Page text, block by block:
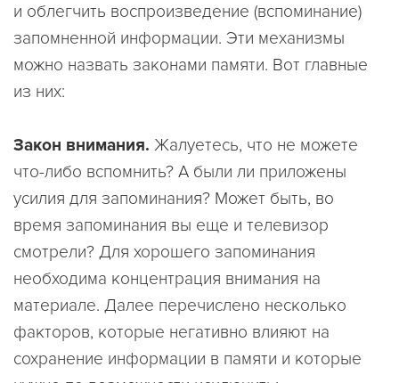
и облегчить воспроизведение (вспоминание)
запомненной информации. Эти механизмы
можно назвать законами памяти. Вот главные
из них:
Закон внимания. Жалуетесь, что не можете
что-либо вспомнить? А были ли приложены
усилия для запоминания? Может быть, во
время запоминания вы еще и телевизор
смотрели? Для хорошего запоминания
необходима концентрация внимания на
материале. Далее перечислено несколько
факторов, которые негативно влияют на
сохранение информации в памяти и которые